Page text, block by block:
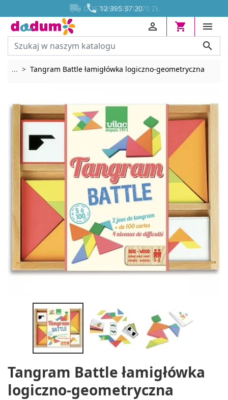
 12 395 37 20
 DOSTAWA OD 13,70 ZŁ






... Rozwiń breadcrumbs
Tangram Battle łamigłówka logiczno-geometryczna
Tangram Battle łamigłówka
logiczno-geometryczna